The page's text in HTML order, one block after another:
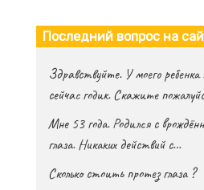
Последний вопрос на
Здравствуйте. У моего
сейчас годик. Скажите
Мне 53 года. Родился с
глаза. Никаких действий с…
Сколько стоить протез глаза ?